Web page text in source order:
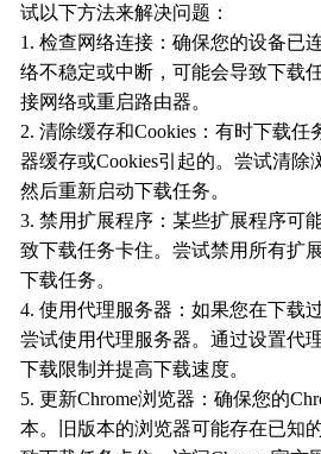
试以下方法来解决问题：
1. 检查网络连接：确保您的设备已
络不稳定或中断，可能会导致下载
接网络或重启路由器。
2. 清除缓存和Cookies：有时下载
器缓存或Cookies引起的。尝试清除
然后重新启动下载任务。
3. 禁用扩展程序：某些扩展程序可
致下载任务卡住。尝试禁用所有扩
下载任务。
4. 使用代理服务器：如果您在下载
尝试使用代理服务器。通过设置代
下载限制并提高下载速度。
5. 更新Chrome浏览器：确保您的
本。旧版本的浏览器可能存在已知